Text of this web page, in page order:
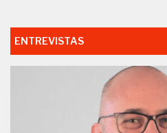
ENTREVISTAS